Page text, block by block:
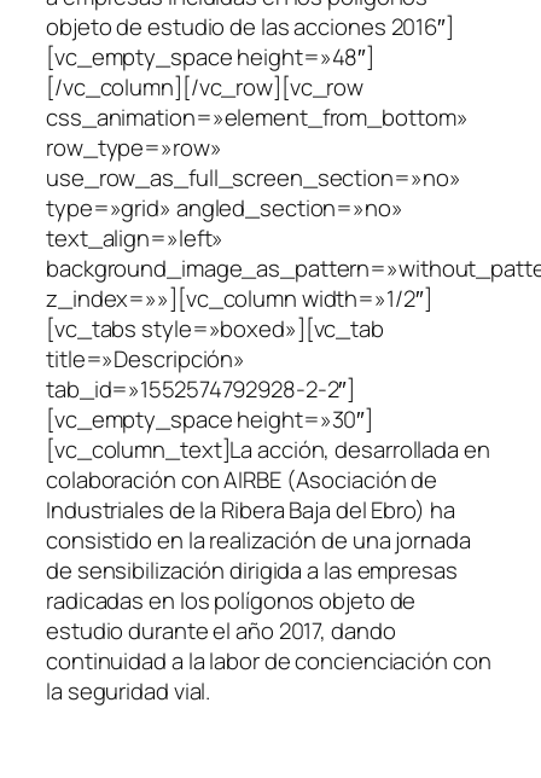
objeto de estudio de las acciones 2016″]
[vc_empty_space height=»48″]
[/vc_column][/vc_row][vc_row
css_animation=»element_from_bottom»
row_type=»row»
use_row_as_full_screen_section=»no»
type=»grid» angled_section=»no»
text_align=»left»
z_index=»»][vc_column width=»1/2″]
[vc_tabs style=»boxed»][vc_tab
title=»Descripción»
tab_id=»1552574792928-2-2″]
[vc_empty_space height=»30″]
[vc_column_text]La acción, desarrollada en
colaboración con AIRBE (Asociación de
Industriales de la Ribera Baja del Ebro) ha
consistido en la realización de una jornada
de sensibilización dirigida a las empresas
radicadas en los polígonos objeto de
estudio durante el año 2017, dando
continuidad a la labor de concienciación con
la seguridad vial.